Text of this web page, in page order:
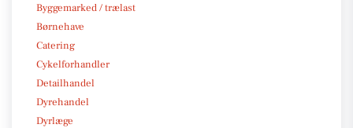
Byggemarked / trælast
Børnehave
Catering
Cykelforhandler
Detailhandel
Dyrehandel
Dyrlæge